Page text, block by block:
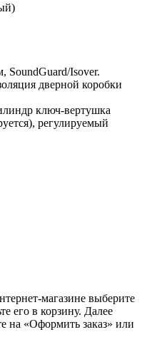
SoundGuard/Isover.
дверной коробки
ключ-вертушка
регулируемый
магазине выберите
его в корзину. Далее
на «Оформить заказ» или